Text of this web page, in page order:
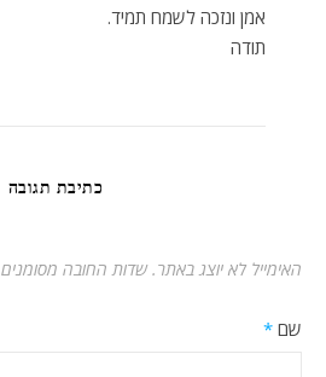
אמן ונזכה לשמח תמיד.
תודה
כתיבת תגובה
האימייל לא יוצג באתר. שדות החובה מסומנים
שם *